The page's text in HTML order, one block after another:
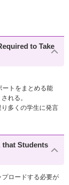
to Take
ートをまとめる能
れる。
多くの学生に発言
that Students
ロードする必要が